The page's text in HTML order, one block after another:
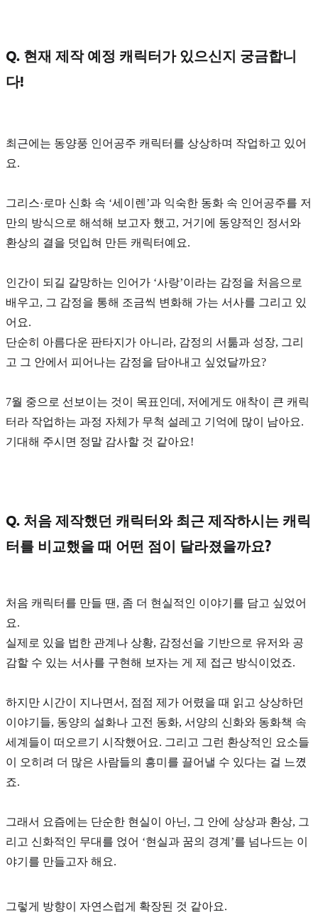
Q. 현재 제작 예정 캐릭터가 있으신지 궁금합니
다!
최근에는 동양풍 인어공주 캐릭터를 상상하며 작업하고 있어
요.
그리스·로마 신화 속 ‘세이렌’과 익숙한 동화 속 인어공주를 저
만의 방식으로 해석해 보고자 했고, 거기에 동양적인 정서와
환상의 결을 덧입혀 만든 캐릭터예요.
인간이 되길 갈망하는 인어가 ‘사랑’이라는 감정을 처음으로
배우고, 그 감정을 통해 조금씩 변화해 가는 서사를 그리고 있
어요.
단순히 아름다운 판타지가 아니라, 감정의 서툶과 성장, 그리
고 그 안에서 피어나는 감정을 담아내고 싶었달까요?
7월 중으로 선보이는 것이 목표인데, 저에게도 애착이 큰 캐릭
터라 작업하는 과정 자체가 무척 설레고 기억에 많이 남아요.
기대해 주시면 정말 감사할 것 같아요!
Q. 처음 제작했던 캐릭터와 최근 제작하시는 캐릭
터를 비교했을 때 어떤 점이 달라졌을까요?
처음 캐릭터를 만들 땐, 좀 더 현실적인 이야기 를 담고 싶었어
요.
실제로 있을 법한 관계나 상황, 감정선을 기반으로 유저와 공
감할 수 있는 서사를 구현해 보자는 게 제 접근 방식이었죠.
하지만 시간이 지나면서, 점점 제가 어렸을 때 읽고 상상하던
이야기들, 동양의 설화나 고전 동화, 서양의 신화와 동화책 속
세계들이 떠오르기 시작했어요. 그리고 그런 환상적인 요소들
이 오히려 더 많은 사람들의 흥미를 끌어낼 수 있다는 걸 느꼈
죠.
그래서 요즘에는 단순한 현실이 아닌, 그 안에 상상과 환상, 그
리고 신화적인 무대를 얹어 ‘현실과 꿈의 경계’를 넘나드는 이
야기를 만들고자 해요.
그렇게 방향이 자연스럽게 확장된 것 같아요.